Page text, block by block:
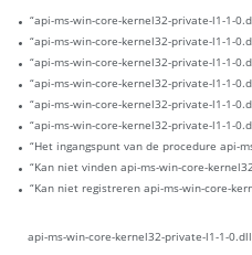
“api-ms-win-core-kernel32-private-l1-1-
“api-ms-win-core-kernel32-private-l1-1-
“api-ms-win-core-kernel32-private-l1-1-
“api-ms-win-core-kernel32-private-l1-1-
“api-ms-win-core-kernel32-private-l1-1-
“api-ms-win-core-kernel32-private-l1-1-
“Het ingangspunt van de procedure api-
“Kan niet vinden api-ms-win-core-
“Kan niet registreren api-ms-win-core-
api-ms-win-core-kernel32-private-l1-1-